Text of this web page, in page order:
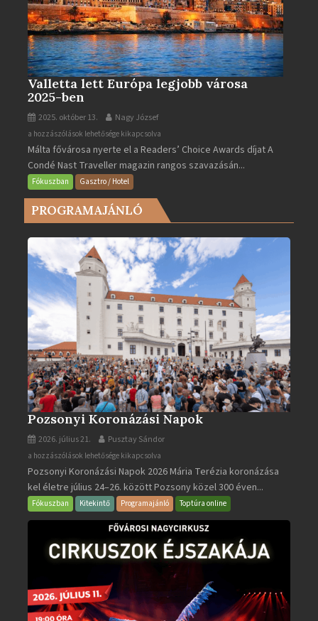
Valletta lett Európa legjobb városa
2025-ben
2025. október 13. Nagy József
Valletta
lett
Európa
legjobb
városa
2025-
bejegyzéshez
a hozzászólások lehetősége kikapcsolva
Málta fővárosa nyerte el a Readers’ Choice Awards díjat A
Condé Nast Traveller magazin rangos szavazásán...
Fókuszban Gasztro / Hotel
PROGRAMAJÁNLÓ
Pozsonyi Koronázási Napok
2026. július 21. Pusztay Sándor
Pozsonyi
Koronázási
Napok
bejegyzéshez
a hozzászólások lehetősége kikapcsolva
Pozsonyi Koronázási Napok 2026 Mária Terézia koronázása
kel életre július 24–26. között Pozsony közel 300 éven...
Fókuszban Kitekintő Programajánló Toptúra online